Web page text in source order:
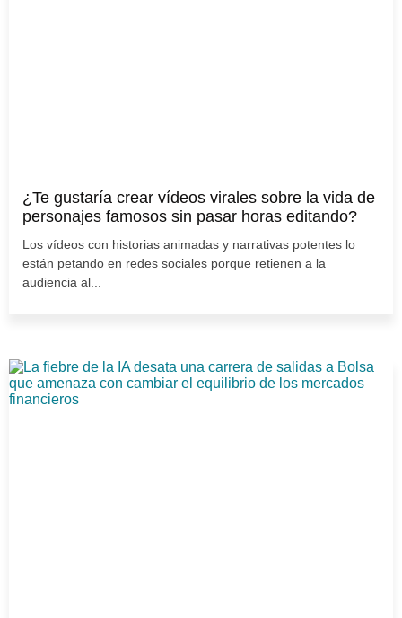
¿Te gustaría crear vídeos virales sobre la vida de
personajes famosos sin pasar horas editando?
Los vídeos con historias animadas y narrativas potentes lo
están petando en redes sociales porque retienen a la
audiencia al...